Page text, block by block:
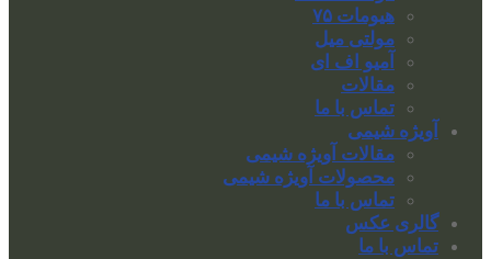
هیومات ۷۵
مولتی میل
آمیو اف ای
مقالات
تماس با ما
آویژه شیمی
مقالات آویژه شیمی
محصولات آویژه شیمی
تماس با ما
گالری عکس
تماس با ما